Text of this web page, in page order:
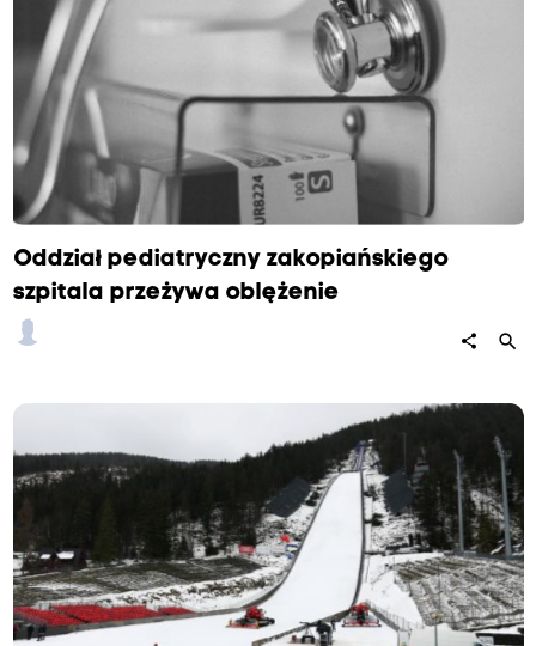
Oddział pediatryczny zakopiańskiego
szpitala przeżywa oblężenie
share search